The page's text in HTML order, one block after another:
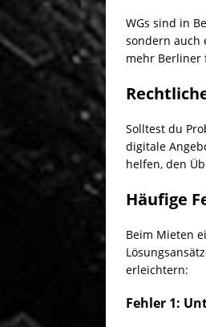
WGs sind in
sondern auch
mehr Berliner
Solltest du
digitale
helfen, den
Häufige
Beim Mieten
erleichtern:
Fehler 1: